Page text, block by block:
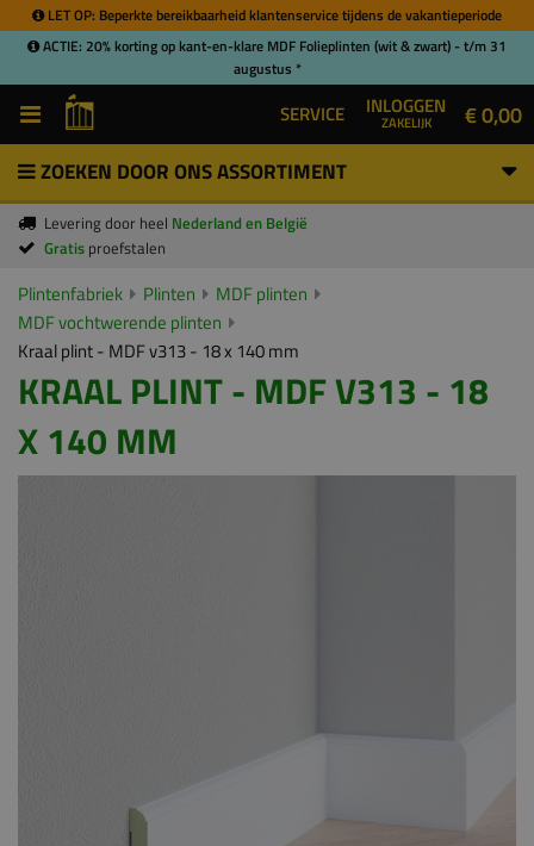
LET OP: Beperkte bereikbaarheid klantenservice tijdens de vakantieperiode
ACTIE: 20% korting op kant-en-klare MDF Folieplinten (wit & zwart) - t/m 31
augustus *
SERVICE INLOGGEN
ZAKELIJK € 0,00
ZOEKEN DOOR ONS ASSORTIMENT
Levering door heel Nederland en België
Gratis proefstalen
Plintenfabriek Plinten
MDF plinten
MDF vochtwerende plinten
Kraal plint - MDF v313 - 18 x 140 mm
KRAAL PLINT - MDF V313 - 18
X 140 MM